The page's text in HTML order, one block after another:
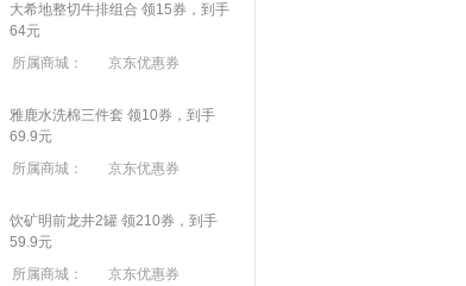
大希地整切牛排组合 领15券，到手
64元
所属商城：
京东优惠券
雅鹿水洗棉三件套 领10券，到手
69.9元
所属商城：
京东优惠券
饮矿明前龙井2罐 领210券，到手
59.9元
所属商城：
京东优惠券